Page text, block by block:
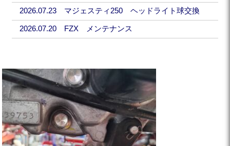
2026.07.23 マジェスティ250 ヘッドライト球交換
2026.07.20 FZX メンテナンス